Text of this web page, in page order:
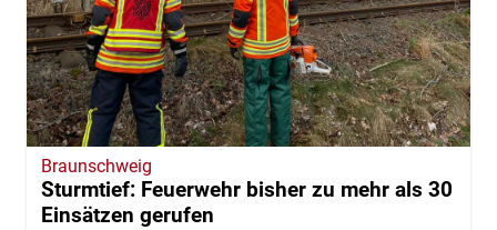
Braunschweig
Sturmtief: Feuerwehr bisher zu mehr als 30
Einsätzen gerufen